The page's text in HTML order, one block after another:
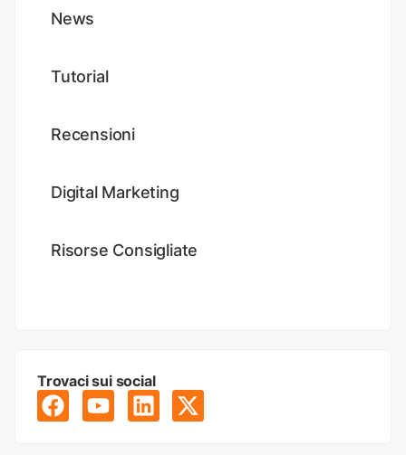
News
Tutorial
Recensioni
Digital Marketing
Risorse Consigliate
Trovaci sui social